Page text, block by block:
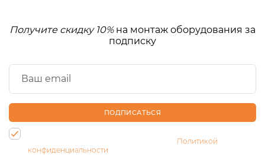
Получите скидку 10%на монтаж оборудования за
подписку
ПОДПИСАТЬСЯ
Политикой
конфиденциальности